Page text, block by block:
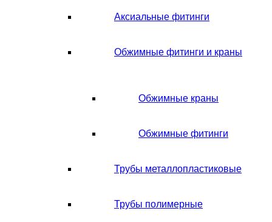
Аксиальные фитинги
Обжимные фитинги и краны
Обжимные краны
Обжимные фитинги
Трубы металлопластиковые
Трубы полимерные